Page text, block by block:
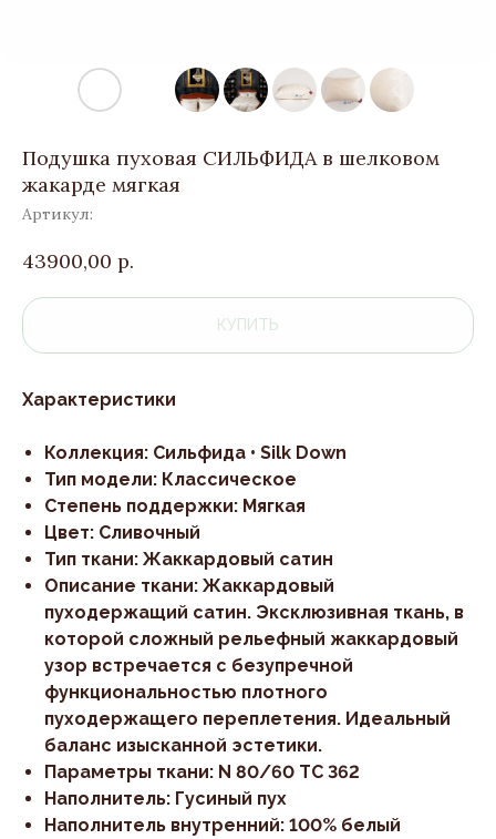
Подушка пуховая СИЛЬФИДА в шелковом
жакарде мягкая
Артикул:
43900,00 р.
КУПИТЬ
Характеристики
Коллекция: Сильфида • Silk Down
Тип модели: Классическое
Степень поддержки: Мягкая
Цвет: Сливочный
Тип ткани: Жаккардовый сатин
Описание ткани: Жаккардовый
пуходержащий сатин. Эксклюзивная ткань, в
которой сложный рельефный жаккардовый
узор встречается с безупречной
функциональностью плотного
пуходержащего переплетения. Идеальный
баланс изысканной эстетики.
Параметры ткани: N 80/60 TC 362
Наполнитель: Гусиный пух
Наполнитель внутренний: 100% белый